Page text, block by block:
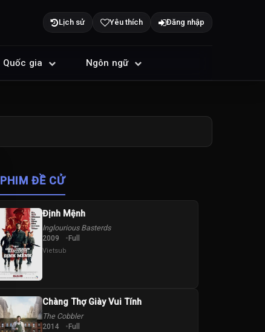
Lịch sử Yêu thích Đăng nhập
Quốc gia Ngôn ngữ
PHIM ĐỀ CỬ
Định Mệnh
Inglourious Basterds
2009 Full
Vietsub
Chàng Thợ Giày Vui Tính
The Cobbler
2014 Full